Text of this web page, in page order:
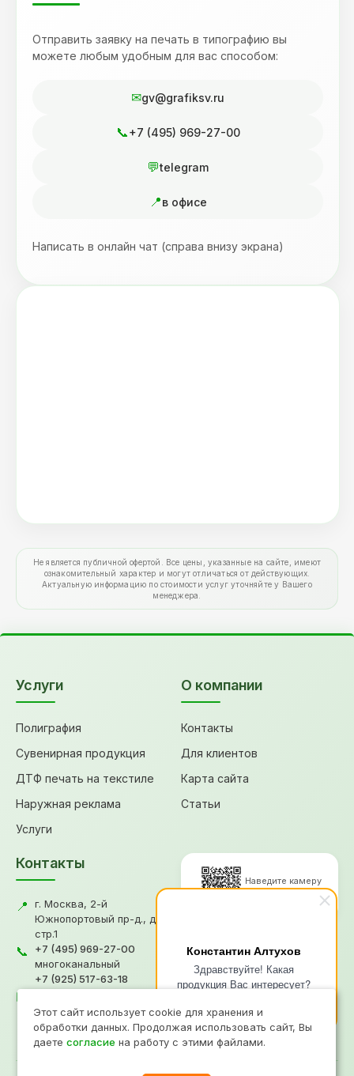
Константин Алтухов
Здравствуйте! Какая
продукция Вас интересует?
помочь?
Отправить заявку на печать в типографию вы
можете любым удобным для вас способом:
gv@grafiksv.ru
+7 (495) 969-27-00
telegram
в офисе
Написать в онлайн чат (справа внизу экрана)
Не является публичной офертой. Все цены, указанные на сайте, имеют
ознакомительный характер и могут отличаться от действующих.
Актуальную информацию по стоимости услуг уточняйте у Вашего
менеджера.
Услуги
Полиграфия
Сувенирная продукция
ДТФ печать на текстиле
Наружная реклама
Услуги
О компании
Контакты
Для клиентов
Карта сайта
Статьи
Контакты
📍
г. Москва, 2-й
Южнопортовый пр-д., д.18,
стр.1
📞
+7 (495) 969-27-00
многоканальный
+7 (925) 517-63-18
✉️
Наведите камеру
для перехода
© 2026, Типография "Графикс
Политика конфиденциальности
Продвижение
Этот сайт использует cookie для хранения и
обработки данных. Продолжая использовать сайт, Вы
даетесогласие на работу с этими файлами.